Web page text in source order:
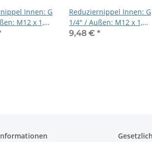
Innen: G
M12 x 1,5
Reduziernippel Innen: G
1/4" / Außen: M12 x 1,5
Edelstahl V2A
9,48 € *